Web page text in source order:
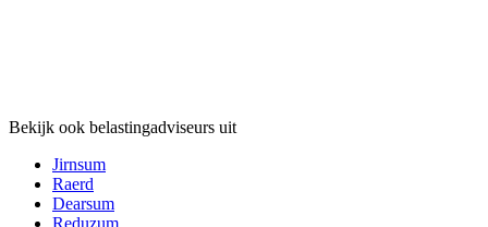
Bekijk ook belastingadviseurs uit
Jirnsum
Raerd
Dearsum
Reduzum